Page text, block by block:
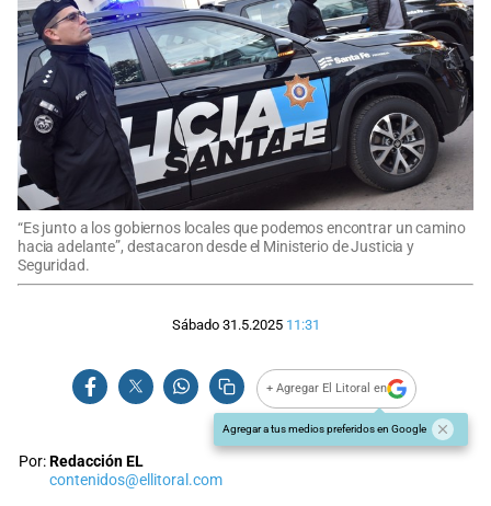
“Es junto a los gobiernos locales que podemos encontrar un camino
hacia adelante”, destacaron desde el Ministerio de Justicia y
Seguridad.
Sábado 31.5.2025 11:31
+ Agregar El Litoral en
Agregar a tus medios preferidos en Google
Por:Redacción EL
contenidos@ellitoral.com